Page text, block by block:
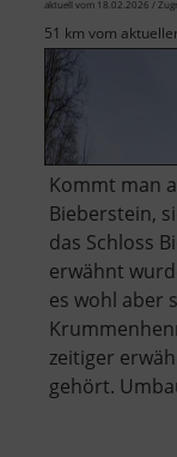
aktuell vom 18.02.2026 /
51 km vom
Kommt man
Bieberstein,
das Schloss
erwähnt
es wohl aber
zeitiger
gehört.